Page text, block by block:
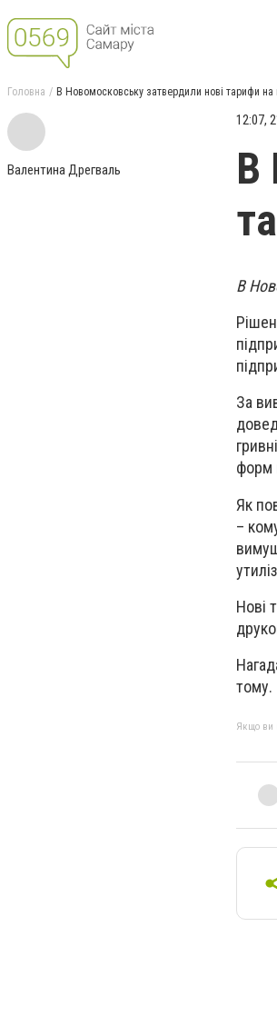
Головна В Новомосковську затвердили нові тарифи на
Валентина Дрегваль
12:07,
В
В
За
форм
Як
–
Нові
тому.
Якщо ви